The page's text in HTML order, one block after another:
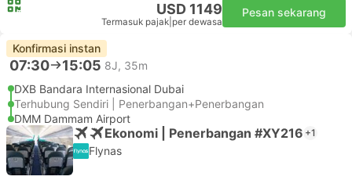
USD 1149
Termasuk pajak per dewasa
Pesan sekarang
Konfirmasi instan
07:30 15:05 8J, 35m
DXB Bandara Internasional Dubai
Terhubung Sendiri | Penerbangan+Penerbangan
DMM Dammam Airport
Ekonomi | Penerbangan #XY216 +1
Flynas